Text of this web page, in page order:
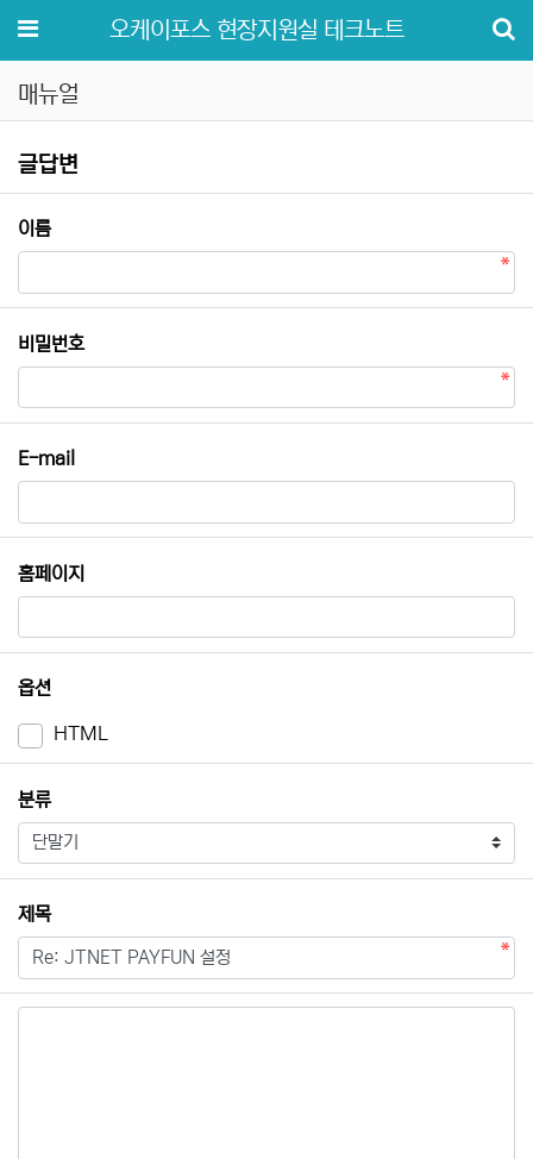
메뉴 오케이포스 현장지원실 테크노트
매뉴얼
매뉴얼 글답변
글답변
이름필수
비밀번호필수
E-mail
홈페이지
옵션
HTML
분류필수
제목필수